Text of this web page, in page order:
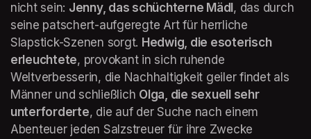
nicht sein: Jenny, das schüchterne Mädl , das durch
seine patschert-aufgeregte Art für herrliche
Slapstick-Szenen sorgt. Hedwig, die esoterisch
erleuchtete, provokant in sich ruhende
Weltverbesserin, die Nachhaltigkeit geiler findet als
Männer und schließlich Olga, die sexuell sehr
unterforderte, die auf der Suche nach einem
Abenteuer jeden Salzstreuer für ihre Zwecke